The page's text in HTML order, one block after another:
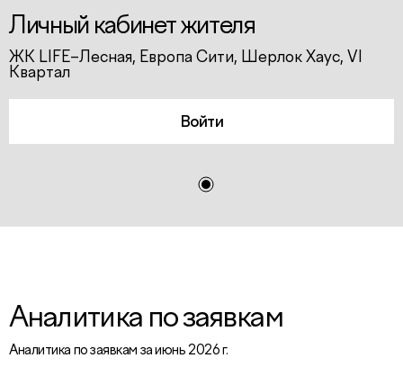
Личный кабинет жителя
ЖК LIFE–Лесная, Европа Сити, Шерлок Хаус, VI
Квартал
Войти
Аналитика по заявкам
Аналитика по заявкам за июнь 2026 г.